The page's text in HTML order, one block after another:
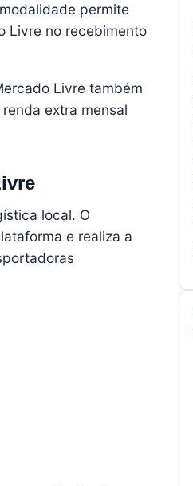
permite
Livre no recebimento
Livre também
extra mensal
local. O
e realiza a